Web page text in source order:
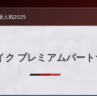
人戦2025
ク プレミアムパート